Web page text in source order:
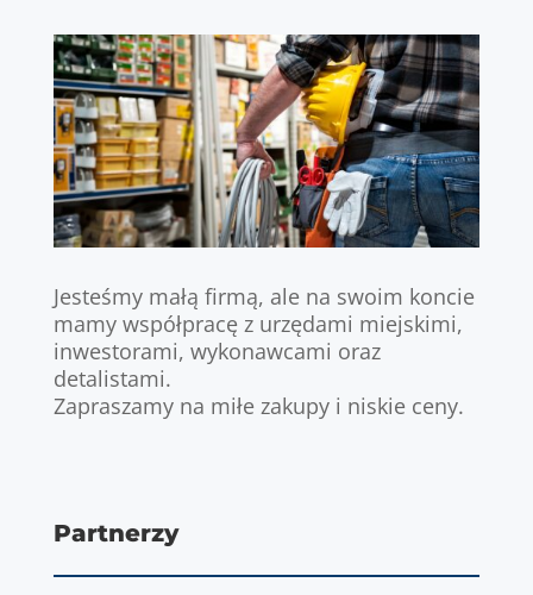
Jesteśmy małą firmą, ale na swoim koncie
mamy współpracę z urzędami miejskimi,
inwestorami, wykonawcami oraz
detalistami.
Zapraszamy na miłe zakupy i niskie ceny.
Partnerzy